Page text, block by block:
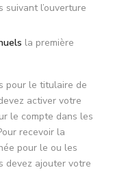
l’ouverture
la première
pour le titulaire de
activer votre
le compte dans les
recevoir la
pour le ou les
devez ajouter votre